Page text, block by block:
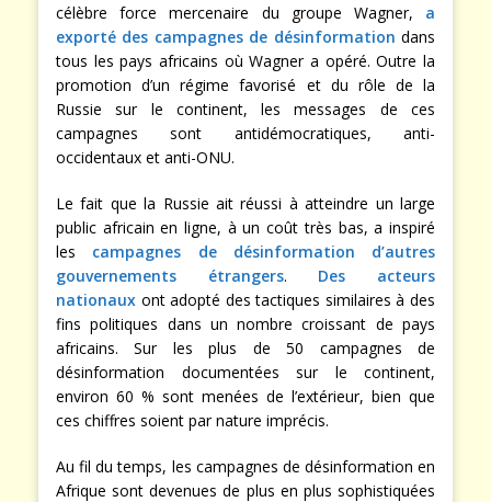
célèbre force mercenaire du groupe Wagner, a
exporté des campagnes de désinformation dans
tous les pays africains où Wagner a opéré. Outre la
promotion d’un régime favorisé et du rôle de la
Russie sur le continent, les messages de ces
campagnes sont antidémocratiques, anti-
occidentaux et anti-ONU.
Le fait que la Russie ait réussi à atteindre un large
public africain en ligne, à un coût très bas, a inspiré
les campagnes de désinformation d’autres
gouvernements étrangers. Des acteurs
nationaux ont adopté des tactiques similaires à des
fins politiques dans un nombre croissant de pays
africains. Sur les plus de 50 campagnes de
désinformation documentées sur le continent,
environ 60 % sont menées de l’extérieur, bien que
ces chiffres soient par nature imprécis.
Au fil du temps, les campagnes de désinformation en
Afrique sont devenues de plus en plus sophistiquées